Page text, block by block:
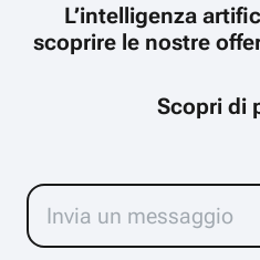
L’intelligenza
scoprire le nostre
Scopri di